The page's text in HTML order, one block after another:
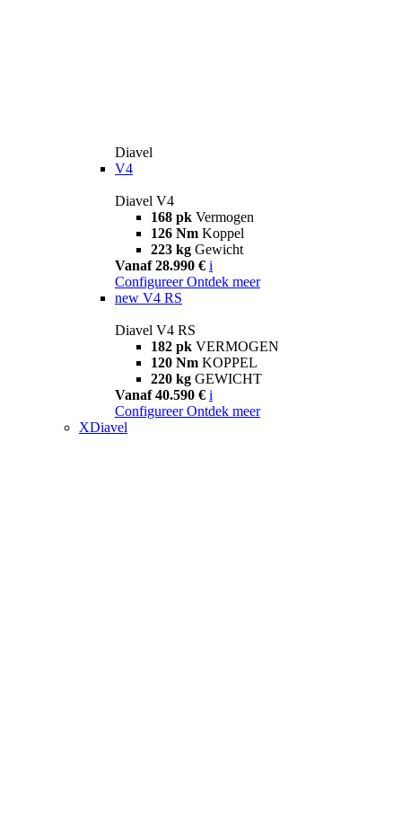
Diavel
V4
Diavel V4
168 pk Vermogen
126 Nm Koppel
223 kg Gewicht
Vanaf 28.990 € i
Configureer Ontdek meer
new V4 RS
Diavel V4 RS
182 pk VERMOGEN
120 Nm KOPPEL
220 kg GEWICHT
Vanaf 40.590 € i
Configureer Ontdek meer
XDiavel